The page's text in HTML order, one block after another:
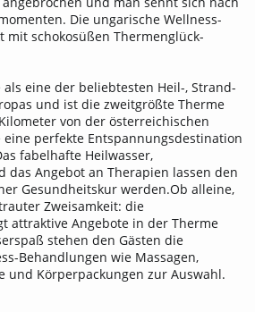
Die ungarische Wellness-
mit schokosüßen Thermenglück-
als eine der beliebtesten Heil-, Strand-
und ist die zweitgrößte Therme
von der österreichischen
perfekte Entspannungsdestination
fabelhafte Heilwasser,
das Angebot an Therapien lassen den
Gesundheitskur werden.Ob alleine,
Zweisamkeit: die
attraktive Angebote in der Therme
stehen den Gästen die
Behandlungen wie Massagen,
und Körperpackungen zur Auswahl.